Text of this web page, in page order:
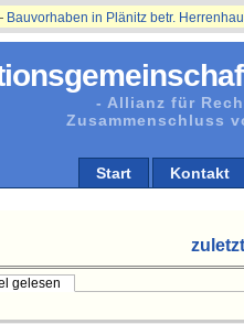
- Allianz für
Zusammenschluss
Start Kontakt
in Plänitz betr. Herrenhaus -
gelesen